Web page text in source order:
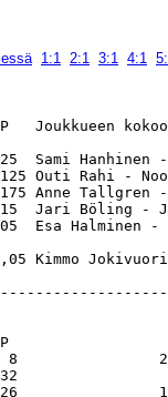
1:1 2:1 3:1 4:1
0,175
Jari Böling -
2    0,05
8